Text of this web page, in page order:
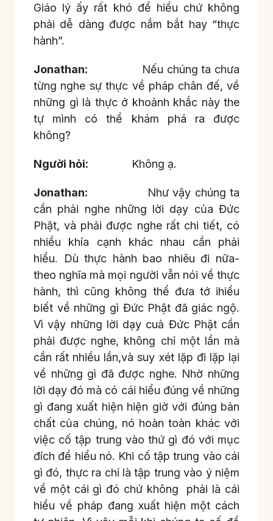
Giáo lý ấy rất khó để hiểu chứ không
phải dễ dàng được nắm bắt hay “thực
hành”.
Jonathan:
Nếu chúng ta chưa
từng nghe sự thực về pháp chân đế, về
những gì là thực ở khoảnh khắc này the
tự mình có thể khám phá ra được
không?
Người hỏi: Không ạ.
Jonathan:
Như vậy chúng ta
cần phải nghe những lời dạy của Đức
Phật, và phải được nghe rất chi tiết, có
nhiều khía cạnh khác nhau cần phải
hiểu. Dù thực hành bao nhiêu đi nữa-
theo nghĩa mà mọi người vẫn nói về thực
hành, thì cũng không thể đưa tớ ihiểu
biết về những gì Đức Phật đã giác ngộ.
Vì vậy những lời dạy cuả Đức Phật cần
phải được nghe, không chỉ một lần mà
cần rất nhiều lần,và suy xét lặp đi lặp lại
về những gì đã được nghe. Nhờ những
lời dạy đó mà có cái hiểu đúng về những
gì đang xuất hiện hiện giờ với đúng bản
chất của chúng, nó hoàn toàn khác với
việc cố tập trung vào thứ gì đó với mục
đích để hiểu nó. Khi cố tập trung vào cái
gì đó, thực ra chỉ là tập trung vào ý niệm
về một cái gì đó chứ không phải là cái
hiểu về pháp đang xuất hiện một cách